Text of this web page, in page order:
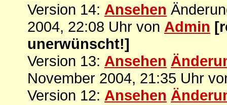
Version 14: Ansehen
2004, 22:08 Uhr von Admin
unerwünscht!]
Version 13: Ansehen
November 2004, 21:35 Uhr
Version 12: Ansehen